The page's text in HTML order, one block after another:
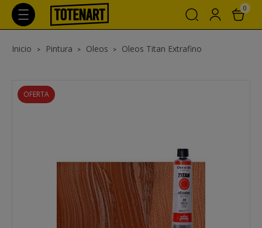
0
Inicio Pintura Oleos Oleos Titan Extrafino
OFERTA